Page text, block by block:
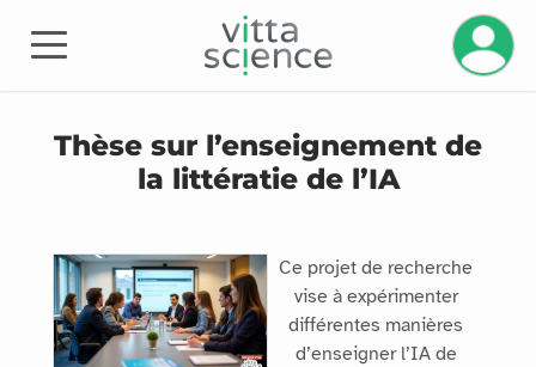
Thèse sur l’enseignement de
la littératie de l’IA
Ce projet de recherche
vise à expérimenter
différentes manières
d’enseigner l’IA de